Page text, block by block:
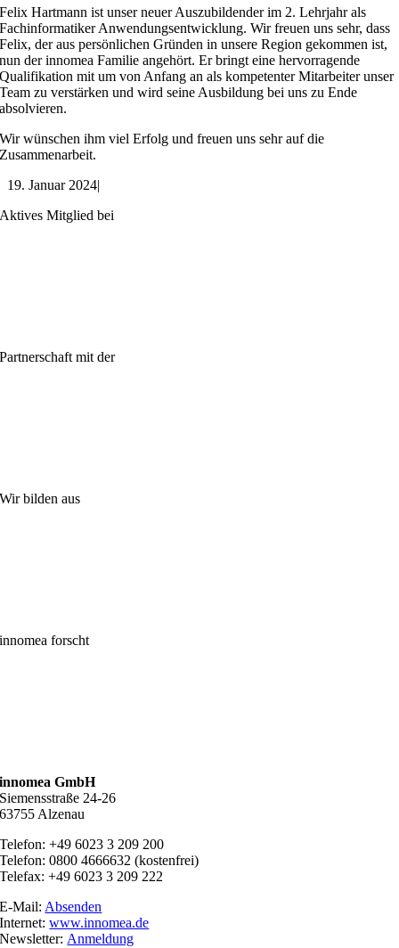
Felix Hartmann ist unser neuer Auszubildender im 2. Lehrjahr als
Fachinformatiker Anwendungsentwicklung. Wir freuen uns sehr, dass
Felix, der aus persönlichen Gründen in unsere Region gekommen ist,
nun der innomea Familie angehört. Er bringt eine hervorragende
Qualifikation mit um von Anfang an als kompetenter Mitarbeiter unser
Team zu verstärken und wird seine Ausbildung bei uns zu Ende
absolvieren.
Wir wünschen ihm viel Erfolg und freuen uns sehr auf die
Zusammenarbeit.
19. Januar 2024|
Aktives Mitglied bei
Partnerschaft mit der
Wir bilden aus
innomea forscht
innomea GmbH
Siemensstraße 24-26
63755 Alzenau
Telefon: +49 6023 3 209 200
Telefon: 0800 4666632 (kostenfrei)
Telefax: +49 6023 3 209 222
E-Mail:Absenden
Internet:www.innomea.de
Newsletter:Anmeldung